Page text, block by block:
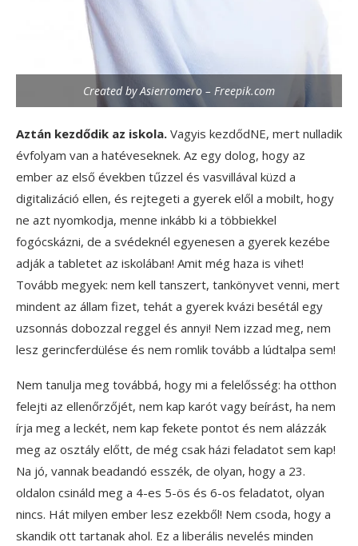
Created by Asierromero – Freepik.com
Aztán kezdődik az iskola. Vagyis kezdődNE, mert nulladik
évfolyam van a hatéveseknek. Az egy dolog, hogy az
ember az első években tűzzel és vasvillával küzd a
digitalizáció ellen, és rejtegeti a gyerek elől a mobilt, hogy
ne azt nyomkodja, menne inkább ki a többiekkel
fogócskázni, de a svédeknél egyenesen a gyerek kezébe
adják a tabletet az iskolában! Amit még haza is vihet!
Tovább megyek: nem kell tanszert, tankönyvet venni, mert
mindent az állam fizet, tehát a gyerek kvázi besétál egy
uzsonnás dobozzal reggel és annyi! Nem izzad meg, nem
lesz gerincferdülése és nem romlik tovább a lúdtalpa sem!
Nem tanulja meg továbbá, hogy mi a felelősség: ha otthon
felejti az ellenőrzőjét, nem kap karót vagy beírást, ha nem
írja meg a leckét, nem kap fekete pontot és nem alázzák
meg az osztály előtt, de még csak házi feladatot sem kap!
Na jó, vannak beadandó esszék, de olyan, hogy a 23.
oldalon csináld meg a 4-es 5-ös és 6-os feladatot, olyan
nincs. Hát milyen ember lesz ezekből! Nem csoda, hogy a
skandik ott tartanak ahol. Ez a liberális nevelés minden